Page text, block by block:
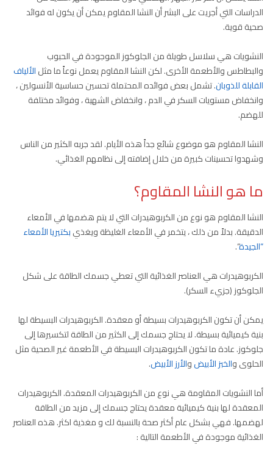
الدراسات التي أجريت على البشر أن النشا المقاوم يمكن أن يكون له فوائد
صحية قوية.
النشويات هي سلاسل طويلة من الجلوكوز الموجودة في الحبوب
والبطاطس والأطعمة الأخرى. لكن النشا المقاوم يعمل نوعاً ما مثلالألياف
القابلة للذوبان. تشمل بعض فوائده المحتملة تحسين حساسية الأنسولين ،
وانخفاض مستويات السكر في الدم ، وانخفاض الشهية ، وفوائد مختلفة
للهضم.
النشا المقاوم هو موضوع شائع جداً هذه الأيام. لقد جربه الكثير من الناس
وشهدوا تحسينات كبيرة من خلال إضافته إلى نظامهم الغذائي.
ما هو النشا المقاوم؟
النشا المقاوم هو نوع من الكربوهيدرات التي لا يتم هضمها في الأمعاء
الدقيقة. بدلاً من ذلك ، يتخمر في الأمعاء الغليظة ويغذيبكتيريا الأمعاء
“الجيدة“.
الكربوهيدرات هي العناصر الغذائية التي تعطي جسمك الطاقة على شكل
الجلوكوز (جزيء السكر).
يمكن أن تكون الكربوهيدرات بسيطة أو معقدة. الكربوهيدرات البسيطة لها
بنية كيميائية بسيطة. لا يحتاج جسمك إلى الكثير من الطاقة لتكسيرها إلى
جلوكوز. عادة ما تكون الكربوهيدرات البسيطة في الأطعمة غير الصحية مثل
الحلوى والخبز الأبيضوالأرز الأبيض.
أما النشويات المقاومة هي نوع من الكربوهيدرات المعقدة. الكربوهيدرات
المعقدة لها بنية كيميائية معقدة يحتاج جسمك إلى مزيد من الطاقة
لهضمها. فهي بشكل عام أكثر صحة بالنسبة لك و مغذية اكثر. هذه العناصر
الغذائية موجودة في الأطعمة التالية :